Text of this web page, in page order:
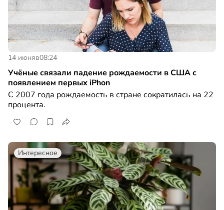
14 июняв08:24
Учёные связали падение рождаемости в США с
появлением первых iPhon
С 2007 года рождаемость в стране сократилась на 22
процента.
Интересное